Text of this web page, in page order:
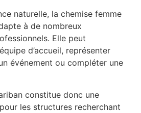
naturelle, la chemise femme
à de nombreux
Elle peut
d’accueil, représenter
événement ou compléter une
constitue donc une
les structures recherchant